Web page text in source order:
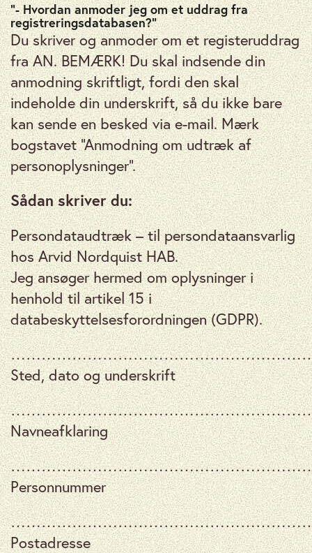
“- Hvordan anmoder jeg om et uddrag fra
registreringsdatabasen?”
Du skriver og anmoder om et registeruddrag
fra AN. BEMÆRK! Du skal indsende din
anmodning skriftligt, fordi den skal
indeholde din underskrift, så du ikke bare
kan sende en besked via e-mail. Mærk
bogstavet “Anmodning om udtræk af
personoplysninger”.
Sådan skriver du:
Persondataudtræk – til persondataansvarlig
hos Arvid Nordquist HAB.
Jeg ansøger hermed om oplysninger i
henhold til artikel 15 i
databeskyttelsesforordningen (GDPR).
Sted, dato og underskrift
Navneafklaring
Personnummer
Postadresse